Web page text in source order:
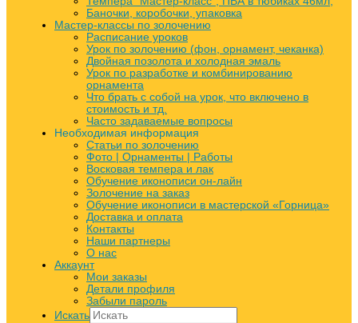
Баночки, коробочки, упаковка
Мастер-классы по золочению
Расписание уроков
Урок по золочению (фон, орнамент, чеканка)
Двойная позолота и холодная эмаль
Урок по разработке и комбинированию
орнамента
Что брать с собой на урок, что включено в
стоимость и тд.
Часто задаваемые вопросы
Необходимая информация
Статьи по золочению
Фото | Орнаменты | Работы
Восковая темпера и лак
Обучение иконописи он-лайн
Золочение на заказ
Обучение иконописи в мастерской «Горница»
Доставка и оплата
Контакты
Наши партнеры
О нас
Аккаунт
Мои заказы
Детали профиля
Забыли пароль
Искать